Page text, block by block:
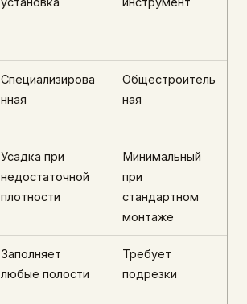
Специализирова
нная
Общестроитель
ная
Усадка при
недостаточной
плотности
Минимальный
при
стандартном
монтаже
Заполняет
любые полости
Требует
подрезки